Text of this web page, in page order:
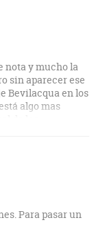
nota y mucho la
sin aparecer ese
Bevilacqua en los
algo mas
de los
recomendable.
Para pasar un